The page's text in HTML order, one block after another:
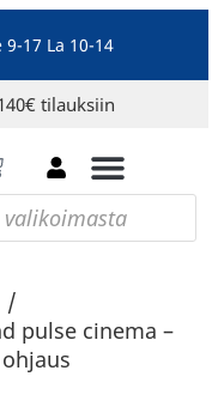
9-17 La 10-14
tilauksiin
/
pulse cinema –